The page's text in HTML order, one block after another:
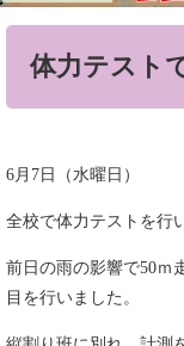
体力テスト
6月7日（水曜日）
全校で体力テストを行
前日の雨の影響で50ｍ
目を行いました。